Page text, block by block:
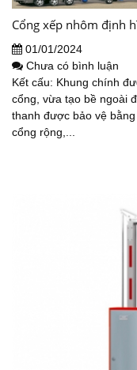
Cổng xếp nhôm định
01/01/2024
Chưa có bình luận
Kết cấu: Khung chính
cổng, vừa tạo bề ngoài
thanh được bảo vệ
cổng rộng,...